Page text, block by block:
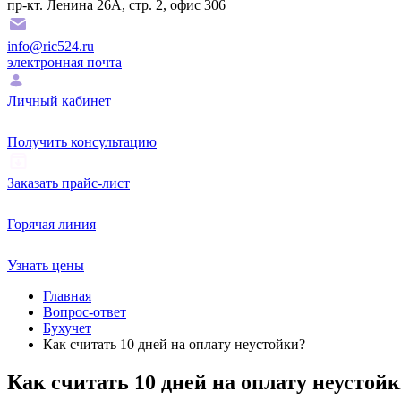
пр-кт. Ленина 26А, стр. 2, офис 306
info@ric524.ru
электронная почта
Личный кабинет
Получить консультацию
Заказать прайс-лист
Горячая линия
Узнать цены
Главная
Вопрос-ответ
Бухучет
Как считать 10 дней на оплату неустойки?
Как считать 10 дней на оплату